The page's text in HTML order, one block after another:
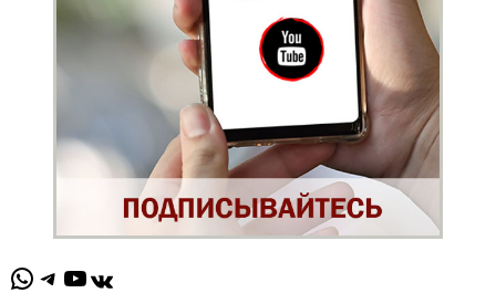
WhatsApp Telegram YouTube ВКонтакте